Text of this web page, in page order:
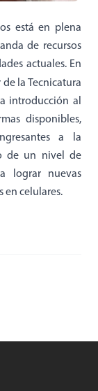
está en plena
de recursos
actuales. En
la Tecnicatura
introducción al
disponibles,
a la
de un nivel de
lograr nuevas
en celulares.